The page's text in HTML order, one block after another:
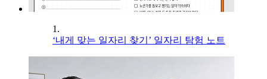
1.
‘내게 맞는 일자리 찾기’ 일자리 탐험 노트